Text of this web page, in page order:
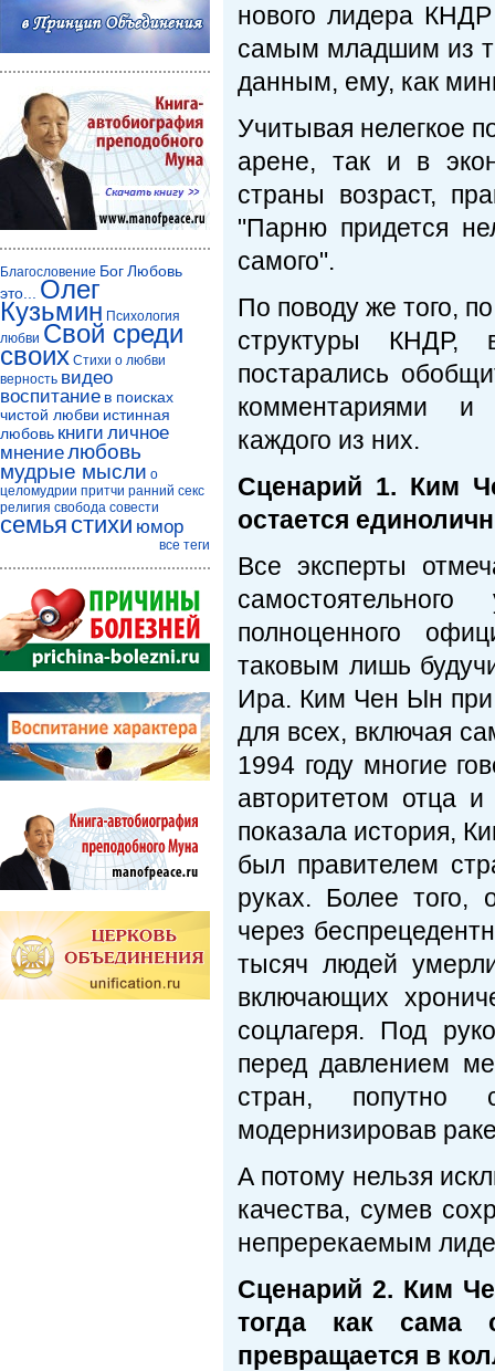
нового лидера
самым младшим из
данным, ему, как
Учитывая нелегкое
арене, так и в
страны возраст,
"Парню придется
самого".
По поводу же того,
структуры КНДР,
постарались
комментариями и
каждого из них.
Сценарий 1. Ким
остается
Все эксперты
полноценного
таковым лишь
Ира. Ким Чен Ын при
для всех, включая
1994 году многие
авторитетом отца
показала история,
был правителем
руках. Более того,
через
тысяч людей
включающих
соцлагеря. Под
перед давлением
стран, попутно
модернизировав
А потому нельзя
качества, сумев
непререкаемым
Сценарий 2. Ким
тогда как сама
превращается в
Благословение БогЛюбовь
это...
Олег
Кузьмин Психология
любви Свой среди
своих Стихи о любви
верность видео
воспитание в поисках
чистой любви истинная
любовь книги личное
мнениелюбовь
мудрые мысли о
целомудрии притчи ранний секс
религия свобода совести
семья стихи юмор
все теги